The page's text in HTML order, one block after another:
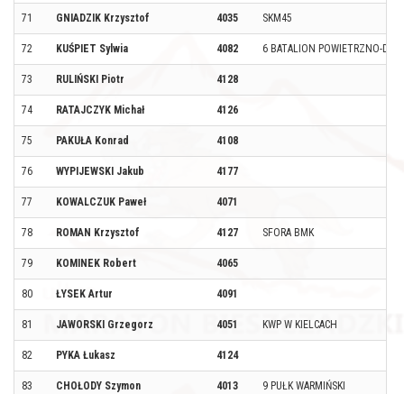
71 GNIADZIK Krzysztof 4035 SKM45
72 KUŚPIET Sylwia 4082 6 BATALION POWIETRZNO-
73 RULIŃSKI Piotr 4128
74 RATAJCZYK Michał 4126
75 PAKUŁA Konrad 4108
76 WYPIJEWSKI Jakub 4177
77 KOWALCZUK Paweł 4071
78 ROMAN Krzysztof 4127 SFORA BMK
79 KOMINEK Robert 4065
80 ŁYSEK Artur 4091
81 JAWORSKI Grzegorz 4051 KWP W KIELCACH
82 PYKA Łukasz 4124
83 CHOŁODY Szymon 4013 9 PUŁK WARMIŃSKI